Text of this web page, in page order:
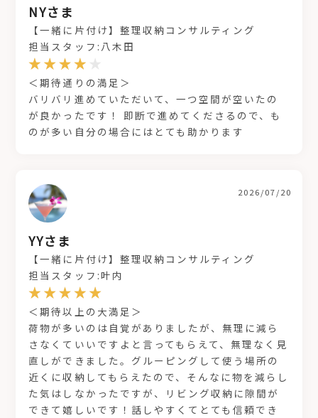
NYさま
【一緒に片付け】整理収納コンサルティング
担当スタッフ:八木田
＜期待通りの満足＞
バリバリ進めていただいて、一つ空間が空いたの
が良かったです！ 即断で進めてくださるので、も
のが多い自分の場合にはとても助かります
YYさま
2026/07/20
【一緒に片付け】整理収納コンサルティング
担当スタッフ:叶内
＜期待以上の大満足＞
荷物が多いのは自覚がありましたが、無理に減ら
さなくていいですよと言ってもらえて、無理なく見
直しができました。グルーピングして使う場所の
近くに収納してもらえたので、そんなに物を減らし
た気はしなかったですが、リビング収納に隙間が
できて嬉しいです！話しやすくてとても信頼でき